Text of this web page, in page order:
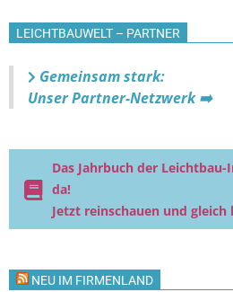
LEICHTBAUWELT – PARTNER
Gemeinsam stark:
Unser Partner-Netzwerk ➡️
Das Jahrbuch der
da!
Jetzt reinschauen und gleich
NEU IM FIRMENLAND